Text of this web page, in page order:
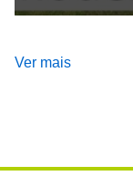
Ver mais